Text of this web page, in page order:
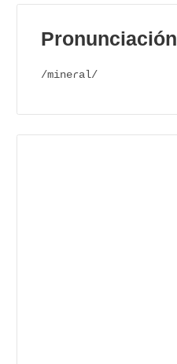
Pronunciación
/mineɾal/